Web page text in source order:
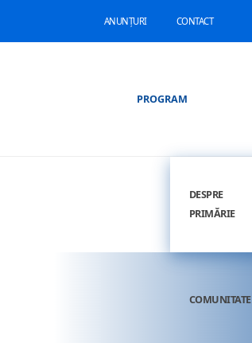
ANUNȚURI CONTACT
PROGRAM
DESPRE
PRIMĂRIE
COMUNITATE